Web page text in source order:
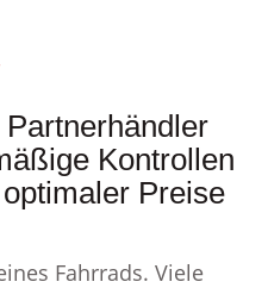
Kontrollen
Preise
Fahrrads. Viele